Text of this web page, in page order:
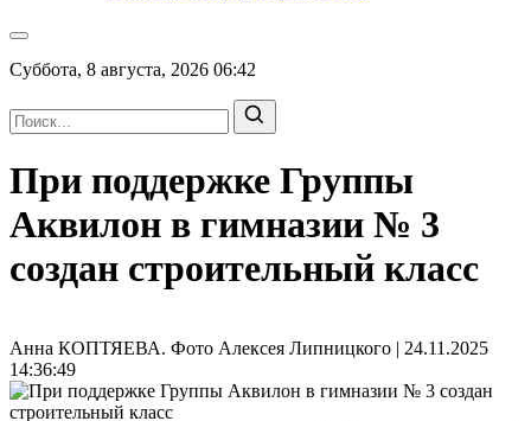
Суббота, 8 августа, 2026 06:42
При поддержке Группы
Аквилон в гимназии № 3
создан строительный класс
Анна КОПТЯЕВА. Фото Алексея Липницкого | 24.11.2025
14:36:49